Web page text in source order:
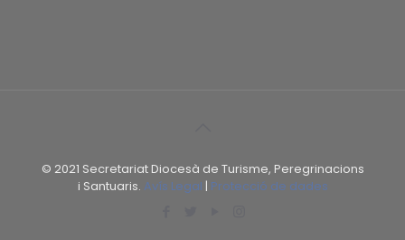
© 2021 Secretariat Diocesà de Turisme, Peregrinacions
i Santuaris. Avís Legal | Protecció de dades